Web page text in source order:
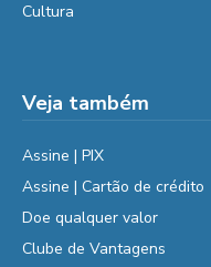
Cultura
Veja também
Assine | PIX
Assine | Cartão de crédito
Doe qualquer valor
Clube de Vantagens